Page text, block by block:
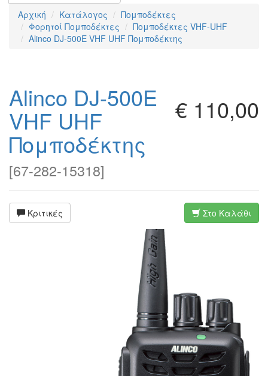
Αρχική
Κατάλογος
Πομποδέκτες
Φορητoί Πομποδέκτες
Πομποδέκτες VHF-UHF
Alinco DJ-500E VHF UHF Πομποδέκτης
€ 110,00
Alinco DJ-500E
VHF UHF
Πομποδέκτης
[67-282-15318]
Κριτικές Στο Καλάθι